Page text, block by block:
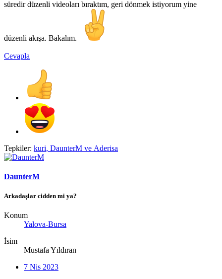
süredir düzenli videoları bıraktım, geri dönmek istiyorum yine
düzenli akışa. Bakalım.
Cevapla
Tepkiler: kuri, DaunterM ve Aderisa
DaunterM
Arkadaşlar cidden mi ya?
Konum
Yalova-Bursa
İsim
Mustafa Yıldıran
7 Nis 2023